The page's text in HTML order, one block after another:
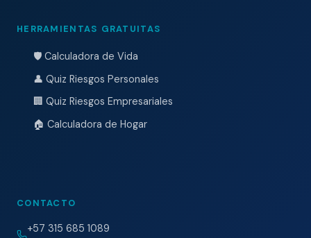
HERRAMIENTAS GRATUITAS
🛡️ Calculadora de Vida
👤 Quiz Riesgos Personales
🏢 Quiz Riesgos Empresariales
🏠 Calculadora de Hogar
CONTACTO
+57 315 685 1089